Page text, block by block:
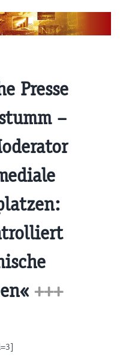
Presse
–
+++